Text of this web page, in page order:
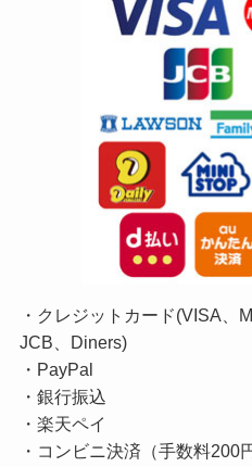
・クレジットカード(VISA、
JCB、Diners)
・PayPal
・銀行振込
・楽天ペイ
・コンビニ決済（手数料200円